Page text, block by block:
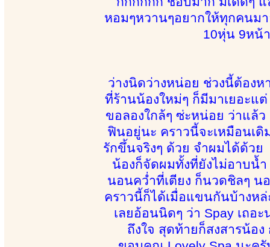
หอมๆหวานๆอยากให้ทุกคนม
10หุ่น 9หน้
ว่างนิดว่างหน่อย ช่วงนี้ต้องห
ที่ร้านน้องใหม่ๆ ก็มีมาเยอะแ
ขอลองใกล้ๆ ซ่ะหน่อย ว่าแล้
ฟินอยู่นะ คราวนี้จะเหมือนเ
รักขึ้นจริงๆ ด้วย จำผมได้ด้ว
น้องก็จัดผมทั้งที่ยังไม่อาบน้ำ
นอนคว่ำที่เตียง ก็นวดชิลๆ น
คราวนี้ก็ได้เมื่อแขนกันบ้างห
เลยอ้อนนิดๆ ว่า Spay เถอ
ถึงใจ สุดท้ายก็สงสารน้